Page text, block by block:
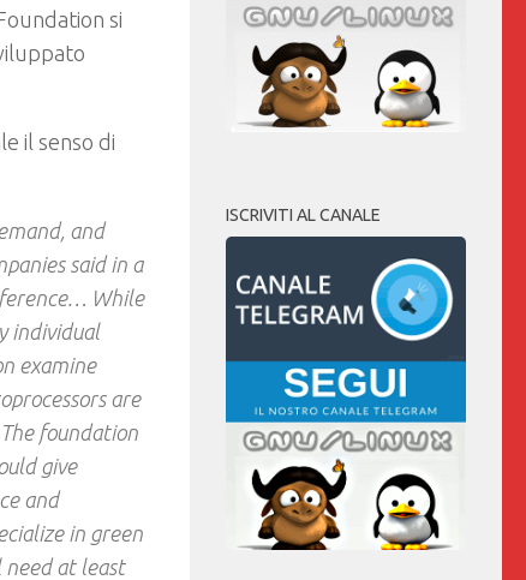
si
il senso di
and
said in a
While
individual
examine
are
foundation
give
and
in green
at least
ISCRIVITI AL CANALE